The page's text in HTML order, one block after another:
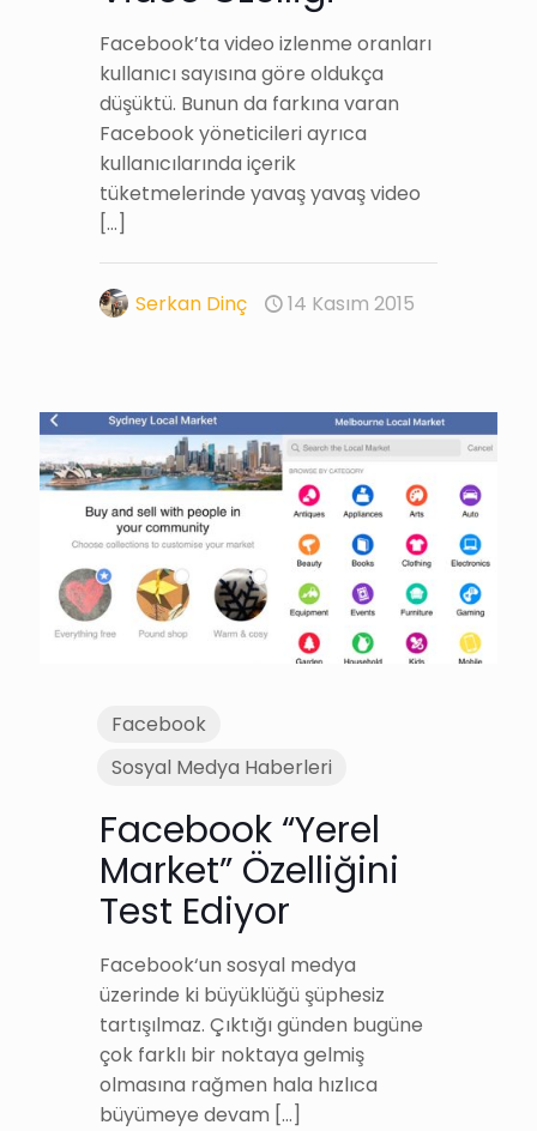
Facebook’ta video izlenme oranları
kullanıcı sayısına göre oldukça
düşüktü. Bunun da farkına varan
Facebook yöneticileri ayrıca
kullanıcılarında içerik
tüketmelerinde yavaş yavaş video
[…]
Serkan Dinç 14 Kasım 2015
Facebook
Sosyal Medya Haberleri
Facebook “Yerel
Market” Özelliğini
Test Ediyor
Facebook‘un sosyal medya
üzerinde ki büyüklüğü şüphesiz
tartışılmaz. Çıktığı günden bugüne
çok farklı bir noktaya gelmiş
olmasına rağmen hala hızlıca
büyümeye devam […]